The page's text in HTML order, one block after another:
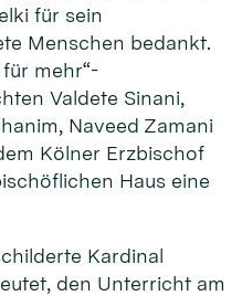
für sein
Menschen bedankt.
mehr“-
Valdete Sinani,
Naveed Zamani
Kölner Erzbischof
Haus eine
Kardinal
den Unterricht am